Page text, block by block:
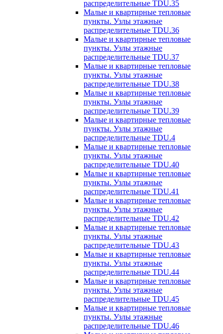
распределительные TDU.35
Малые и квартирные тепловые
пункты. Узлы этажные
распределительные TDU.36
Малые и квартирные тепловые
пункты. Узлы этажные
распределительные TDU.37
Малые и квартирные тепловые
пункты. Узлы этажные
распределительные TDU.38
Малые и квартирные тепловые
пункты. Узлы этажные
распределительные TDU.39
Малые и квартирные тепловые
пункты. Узлы этажные
распределительные TDU.4
Малые и квартирные тепловые
пункты. Узлы этажные
распределительные TDU.40
Малые и квартирные тепловые
пункты. Узлы этажные
распределительные TDU.41
Малые и квартирные тепловые
пункты. Узлы этажные
распределительные TDU.42
Малые и квартирные тепловые
пункты. Узлы этажные
распределительные TDU.43
Малые и квартирные тепловые
пункты. Узлы этажные
распределительные TDU.44
Малые и квартирные тепловые
пункты. Узлы этажные
распределительные TDU.45
Малые и квартирные тепловые
пункты. Узлы этажные
распределительные TDU.46